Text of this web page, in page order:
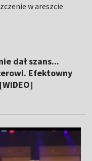
w areszcie
dał szans...
Efektowny